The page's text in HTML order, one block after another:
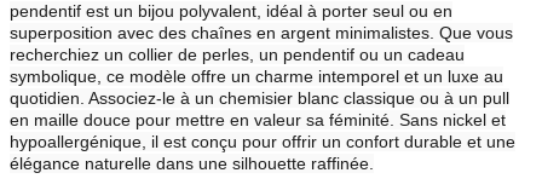
pendentif est un bijou polyvalent, idéal à porter seul ou en
superposition avec des chaînes en argent minimalistes. Que vous
recherchiez un collier de perles, un pendentif ou un cadeau
symbolique, ce modèle offre un charme intemporel et un luxe au
quotidien. Associez-le à un chemisier blanc classique ou à un pull
en maille douce pour mettre en valeur sa féminité. Sans nickel et
hypoallergénique, il est conçu pour offrir un confort durable et une
élégance naturelle dans une silhouette raffinée.